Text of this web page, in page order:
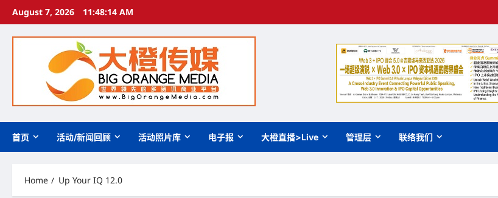
Skip
content
August 7, 2026 11:48:15 AM
首页 活动/新闻回顾 活动照片库 电子报 大橙直播>Live 管理层 联络我们
Home Up Your IQ 12.0